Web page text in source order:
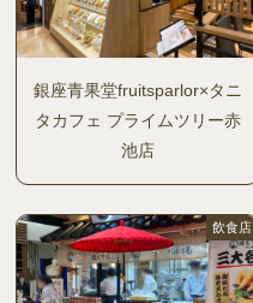
銀座青果堂fruitsparlor×タニ
タカフェ プライムツリー赤
池店
飲食店